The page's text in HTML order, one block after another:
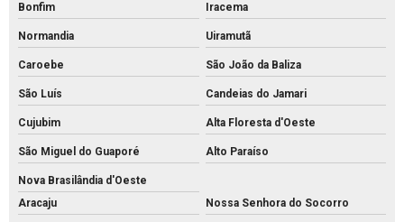
Bonfim Iracema
Normandia Uiramutã
Caroebe São João da Baliza
São Luís Candeias do Jamari
Cujubim Alta Floresta d'Oeste
São Miguel do Guaporé Alto Paraíso
Nova Brasilândia d'Oeste
Aracaju
Nossa Senhora do Socorro